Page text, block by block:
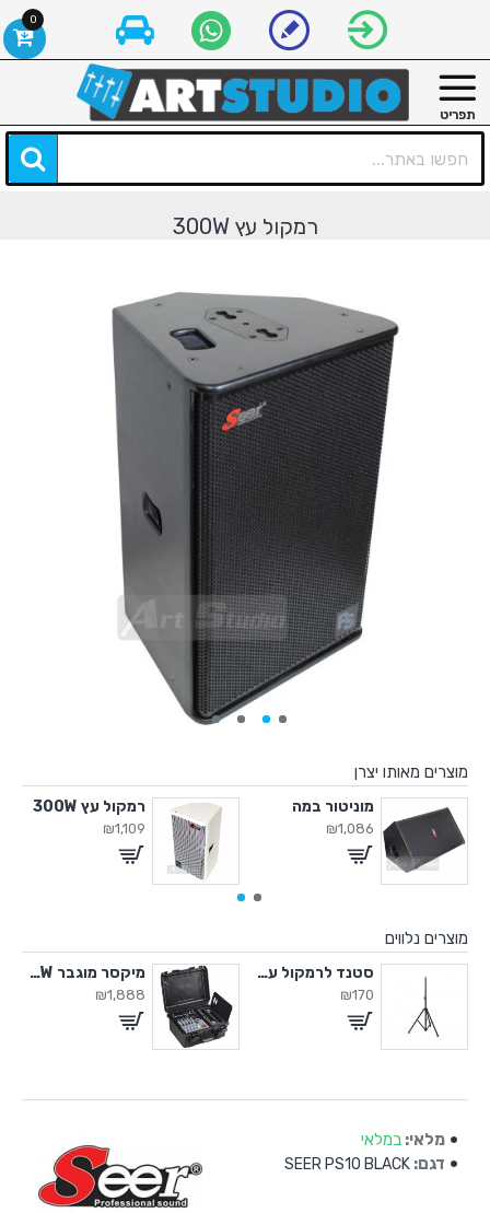
רמקול עץ 300W
מוצרים מאותו יצרן
מוניטור במה
₪1,086
רמקול עץ 300W
₪1,109
מוצרים נלווים
סטנד לרמקול עד 50 ק"ג
₪170
מיקסר מוגבר 600W
₪1,888
מלאי: במלאי
דגם: SEER PS10 BLACK
0